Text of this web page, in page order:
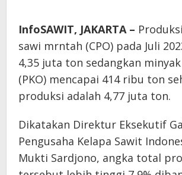
InfoSAWIT, JAKARTA –
sawi mrntah (CPO) pada Juli
4,35 juta ton sedangkan
(PKO) mencapai 414 ribu ton
produksi adalah 4,77 juta ton.
Dikatakan Direktur Eksekutif
Pengusaha Kelapa Sawit
Mukti Sardjono, angka total